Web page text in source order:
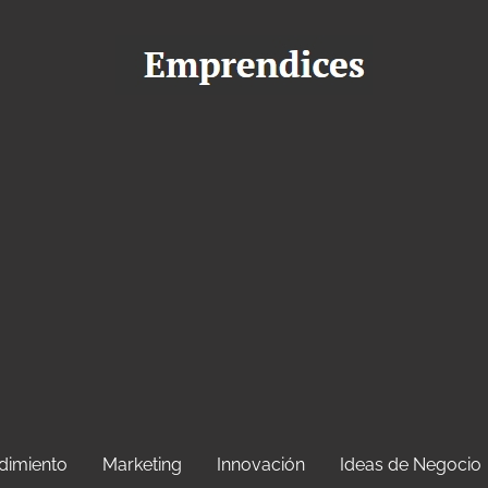
Marketing Innovación Ideas de Negocio